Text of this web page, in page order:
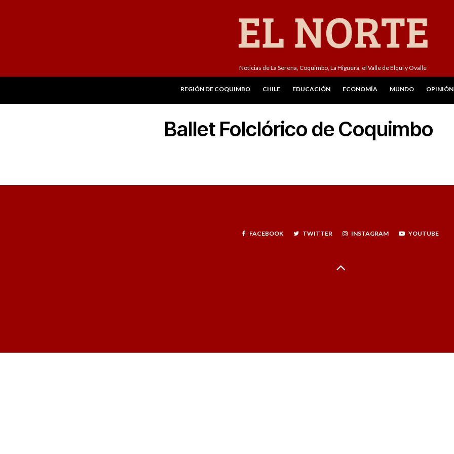
Noticias de La Serena, Coquimbo, La Higuera, el Valle de Elqui y Ovalle
REGIÓN DE COQUIMBO CHILE EDUCACIÓN ECONOMÍA MUNDO OPINIÓN
Ballet Folclórico de Coquimbo
FACEBOOK TWITTER INSTAGRAM YOUTUBE